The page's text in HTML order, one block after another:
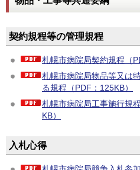
契約規程等の管理規程
札幌市病院局契約規程（
札幌市病院局物品等又は
る規程（PDF：125KB）
札幌市病院局工事施行規
KB）
入札心得